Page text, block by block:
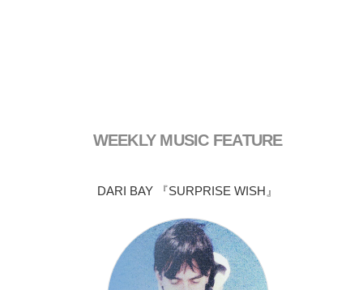
WEEKLY MUSIC FEATURE
DARI BAY 『SURPRISE WISH』